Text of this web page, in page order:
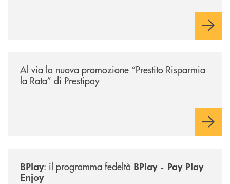
Al via la nuova promozione “Prestito Risparmia
la Rata” di Prestipay
BPlay: il programma fedeltà BPlay - Pay Play
Enjoy